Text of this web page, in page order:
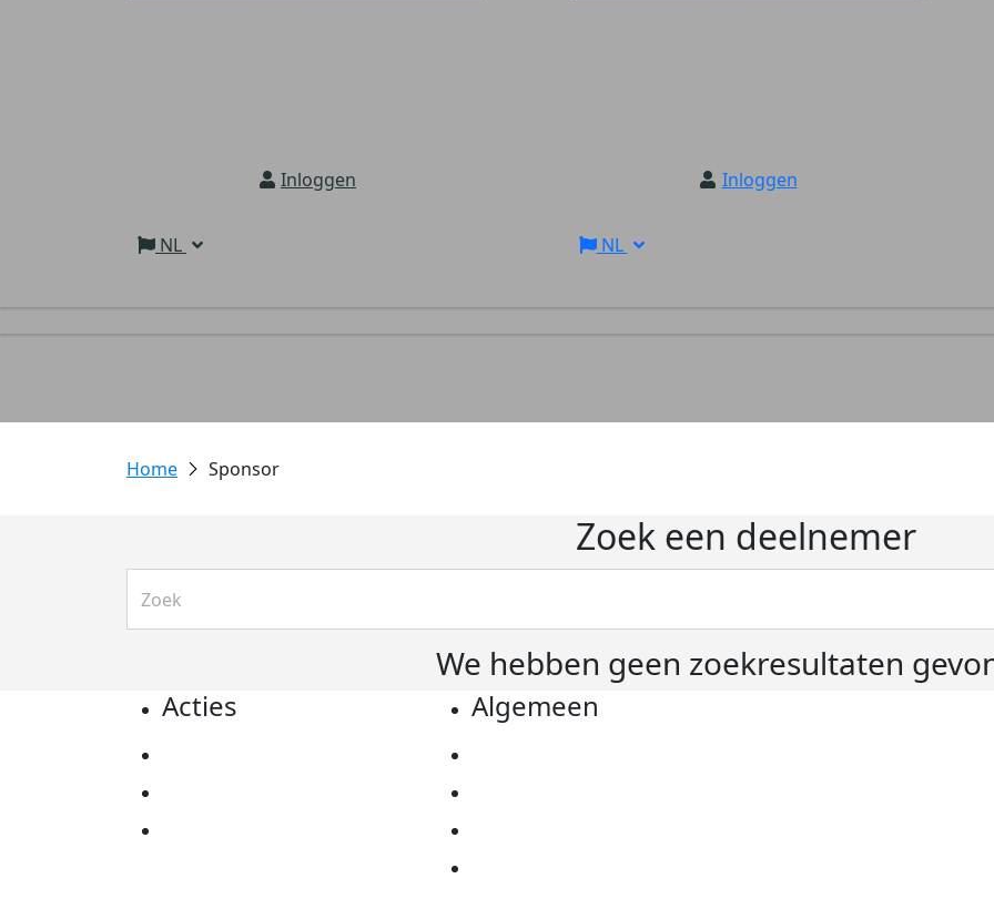
Inloggen
NL
Inloggen
NL
Sponsor
Zoek een deelnemer
We hebben geen zoekresultaten
Acties Algemeen